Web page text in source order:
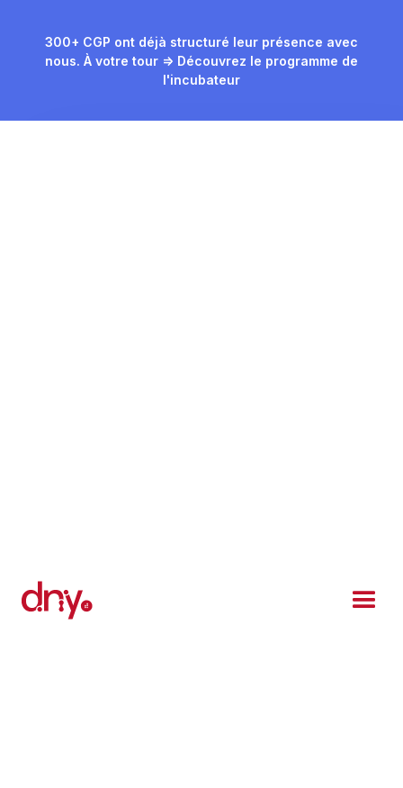
300+ CGP ont déjà structuré leur présence avec
nous. À votre tour => Découvrez le programme de
l'incubateur